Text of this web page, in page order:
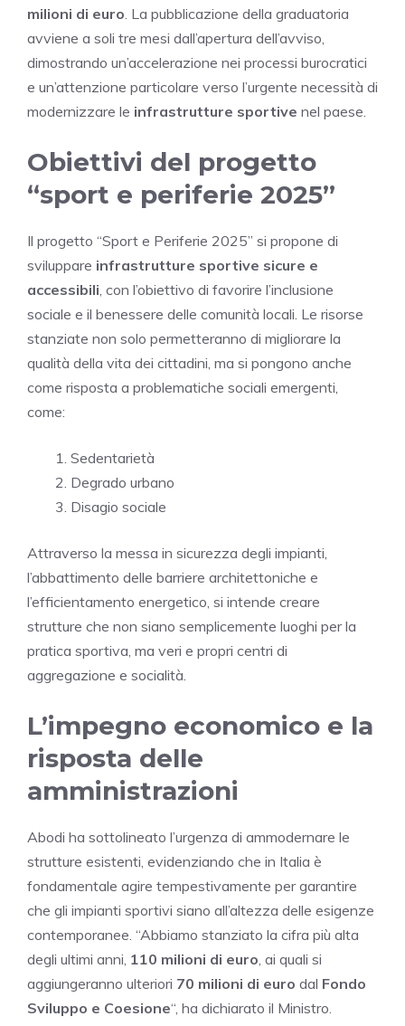
milioni di euro . La pubblicazione della graduatoria
avviene a soli tre mesi dall’apertura dell’avviso,
dimostrando un’accelerazione nei processi burocratici
e un’attenzione particolare verso l’urgente necessità di
modernizzare le infrastrutture sportive nel paese.
Obiettivi del progetto
“sport e periferie 2025”
Il progetto “Sport e Periferie 2025” si propone di
sviluppare infrastrutture sportive sicure e
accessibili , con l’obiettivo di favorire l’inclusione
sociale e il benessere delle comunità locali. Le risorse
stanziate non solo permetteranno di migliorare la
qualità della vita dei cittadini, ma si pongono anche
come risposta a problematiche sociali emergenti,
come:
Sedentarietà
Degrado urbano
Disagio sociale
Attraverso la messa in sicurezza degli impianti,
l’abbattimento delle barriere architettoniche e
l’efficientamento energetico, si intende creare
strutture che non siano semplicemente luoghi per la
pratica sportiva, ma veri e propri centri di
aggregazione e socialità.
L’impegno economico e la
risposta delle
amministrazioni
Abodi ha sottolineato l’urgenza di ammodernare le
strutture esistenti, evidenziando che in Italia è
fondamentale agire tempestivamente per garantire
che gli impianti sportivi siano all’altezza delle esigenze
contemporanee. “Abbiamo stanziato la cifra più alta
degli ultimi anni, 110 milioni di euro , ai quali si
aggiungeranno ulteriori 70 milioni di euro dal Fondo
Sviluppo e Coesione“, ha dichiarato il Ministro.